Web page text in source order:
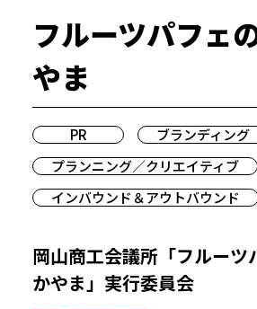
SUSTAINABILITY
NEWS
フルーツパフェ
やま
PR
ブランディング
プランニング／クリエイティブ
インバウンド＆アウトバウンド
岡山商工会議所「フルーツ
かやま」実行委員会